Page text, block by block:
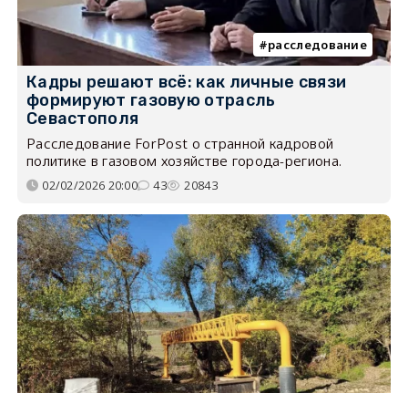
расследование
Кадры решают всё: как личные связи
формируют газовую отрасль
Севастополя
Расследование ForPost о странной кадровой
политике в газовом хозяйстве города-региона.
02/02/2026 20:00 43 20843